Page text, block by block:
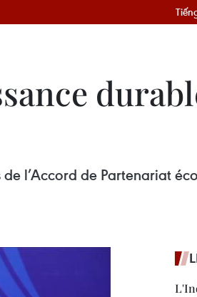
l’Accord de Partenariat